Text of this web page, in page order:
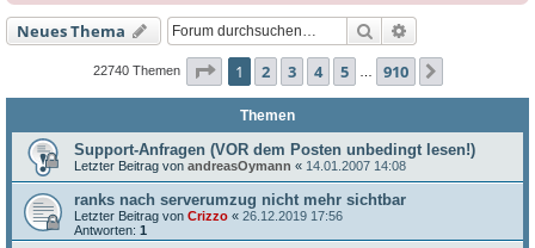
Neues Thema Suche
22740 Themen Seite 1von 910
1 2 3 4 5 910
Themen
Support-Anfragen (VOR dem Posten unbedingt lesen!)
Letzter Beitrag von andreasOymann « 14.01.2007 14:08
ranks nach serverumzug nicht mehr sichtbar
Letzter Beitrag von Crizzo « 26.12.2019 17:56
Antworten: 1